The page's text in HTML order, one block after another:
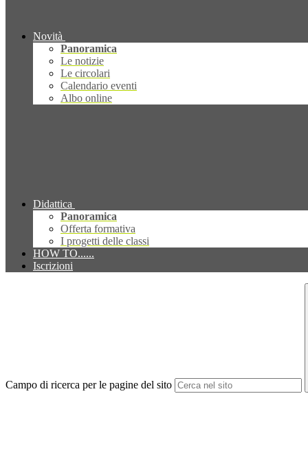
Novità
Panoramica
Le notizie
Le circolari
Calendario eventi
Albo online
Didattica
Panoramica
Offerta formativa
I progetti delle classi
HOW TO......
Iscrizioni
Campo di ricerca per le pagine del sito